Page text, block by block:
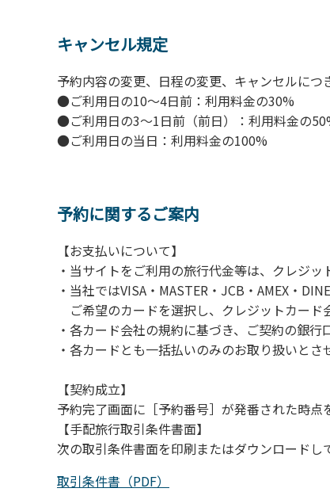
・お食事は席数を減らしソーシャルディ
・お食事は18時と19時の2回に分けて行
・スタッフはマスクをして接客。
・玄関、食堂に手指の消毒スプレーを設
・チェックイン時の体温測定。
・定期的な施設の消毒。
・スタッフの体調管理、健康チェックの徹
※食事中は窓を開けて換気をさせていた
【お客様へお願い】
・パブリックスペースでは、食事中以外
・入館時は玄関に備え付けの消毒スプレ
・トイレは各客室のトイレをご利用くだ
※緊急時以外の食堂のトイレの使用は禁
キャンセル規定
予約内容の変更、日程の変更、キャンセルにつ
●ご利用日の10～4日前：利用料金の30%
●ご利用日の3～1日前（前日）：利用料金の
●ご利用日の当日：利用料金の100%
予約に関するご案内
【お支払いについて】
・当サイトをご利用の旅行代金等は、クレジッ
・当社ではVISA・MASTER・JCB・AMEX・
ご希望のカードを選択し、クレジットカード
・各カード会社の規約に基づき、ご契約の銀
・各カードとも一括払いのみのお取り扱いとさ
【契約成立】
予約完了画面に［予約番号］が発番された時点
【手配旅行取引条件書面】
次の取引条件書面を印刷またはダウンロードし
取引条件書（PDF）